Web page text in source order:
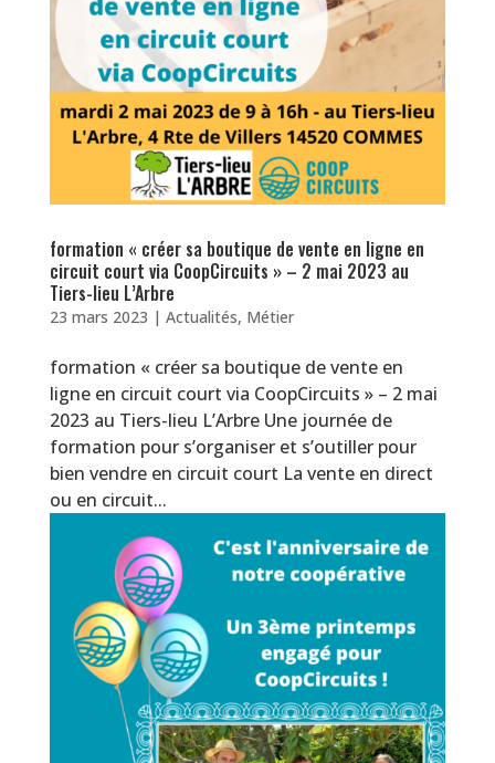
formation « créer sa boutique de vente en ligne en
circuit court via CoopCircuits » – 2 mai 2023 au
Tiers-lieu L’Arbre
23 mars 2023 | Actualités, Métier
formation « créer sa boutique de vente en
ligne en circuit court via CoopCircuits » – 2 mai
2023 au Tiers-lieu L’Arbre Une journée de
formation pour s’organiser et s’outiller pour
bien vendre en circuit court La vente en direct
ou en circuit...